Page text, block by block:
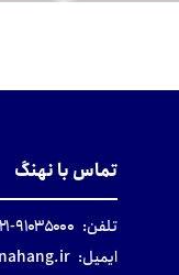
تماس با نهنگ
تلفن: ۹۱۰۳۵۰۰۰-۰۲۱
ایمیل: